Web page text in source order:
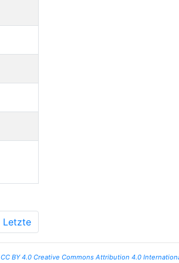
Letzte
CC BY 4.0 Creative Commons Attribution 4.0